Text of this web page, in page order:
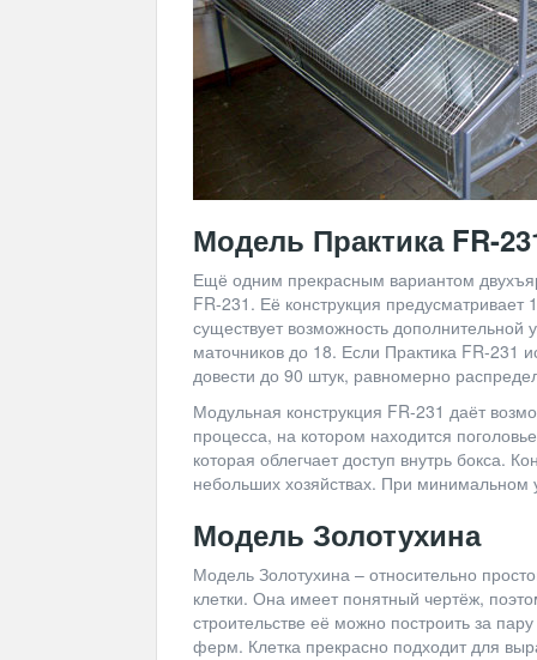
Модель Практика FR-
Ещё одним прекрасным вариантом
FR-231. Её конструкция
существует возможность дополнительной
маточников до 18. Если Практика FR-231
довести до 90 штук, равномерно
Модульная конструкция FR-231 даёт
процесса, на котором находится
которая облегчает доступ внутрь бокса.
небольших хозяйствах. При минимальном
Модель Золотухина
Модель Золотухина – относительно
клетки. Она имеет понятный чертёж,
строительстве её можно построить за
ферм. Клетка прекрасно подходит для